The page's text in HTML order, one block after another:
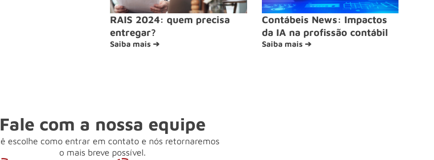
RAIS 2024: quem precisa
entregar?
Saiba mais ➔
Contábeis News: Impactos
da IA na profissão contábil
Saiba mais ➔
Fale com a nossa equipe
escolhe como entrar em contato e nós retornaremos
o mais breve possível.